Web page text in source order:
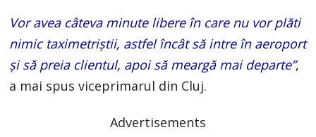
Vor avea câteva minute libere în care nu vor plăti
nimic taximetriștii, astfel încât să intre în aeroport
și să preia clientul, apoi să meargă mai departe”,
a mai spus viceprimarul din Cluj.
Advertisements